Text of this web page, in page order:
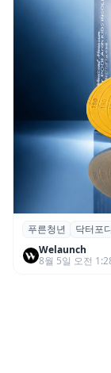
푸른청년,
디 키즈 인솔
푸른청년 닥터포
Welaunch
8월 5일 오전